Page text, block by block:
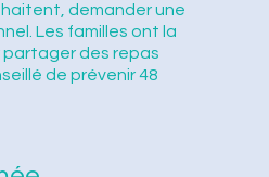
demander une
Les familles ont la
partager des repas
de prévenir 48